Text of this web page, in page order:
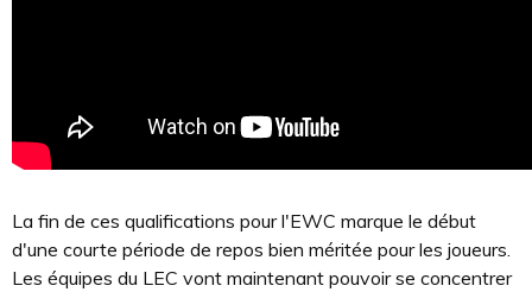
La fin de ces qualifications pour l'EWC marque le début
d'une courte période de repos bien méritée pour les joueurs.
Les équipes du LEC vont maintenant pouvoir se concentrer